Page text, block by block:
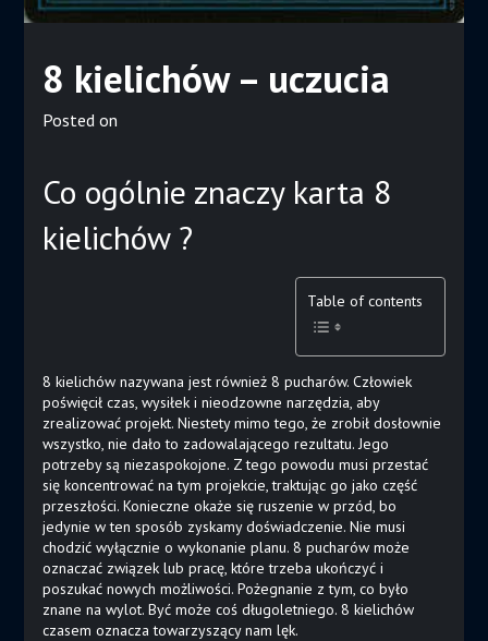
8 kielichów – uczucia
Posted on
Co ogólnie znaczy karta 8
kielichów ?
Table of contents
8 kielichów nazywana jest również 8 pucharów. Człowiek
poświęcił czas, wysiłek i nieodzowne narzędzia, aby
zrealizować projekt. Niestety mimo tego, że zrobił dosłownie
wszystko, nie dało to zadowalającego rezultatu. Jego
potrzeby są niezaspokojone. Z tego powodu musi przestać
się koncentrować na tym projekcie, traktując go jako część
przeszłości. Konieczne okaże się ruszenie w przód, bo
jedynie w ten sposób zyskamy doświadczenie. Nie musi
chodzić wyłącznie o wykonanie planu. 8 pucharów może
oznaczać związek lub pracę, które trzeba ukończyć i
poszukać nowych możliwości. Pożegnanie z tym, co było
znane na wylot. Być może coś długoletniego. 8 kielichów
czasem oznacza towarzyszący nam lęk.